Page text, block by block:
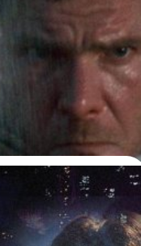
set of "Blade Runner",
by © Sunset
นังอมตะเรื่องหนึ่งของ
ลาดในประวัติศาสตร์
นรายได้ในวันที่ออก
รียญ จากทุนสร้าง 28
น-ไซไฟ ที่มีเนื้อหา
ดลีย์ สก็อตต์ ดัดแปลง
Androids Dream of
เขียนนิยายไซไฟชื่อดัง
หลายเรื่อง Total
, The Adjustment
) ที่ดัดแปลงมา
K. Dick)